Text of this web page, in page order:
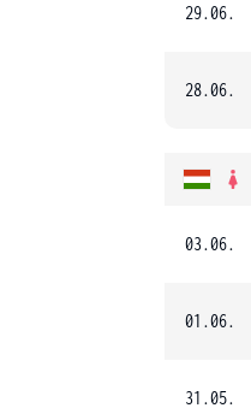
29.06.
28.06.
03.06.
01.06.
31.05.